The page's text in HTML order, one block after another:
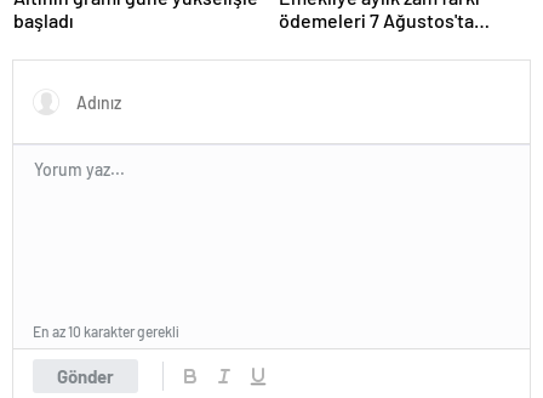
başladı
ödemeleri 7 Ağustos'ta
Gönder
En az 10 karakter gerekli